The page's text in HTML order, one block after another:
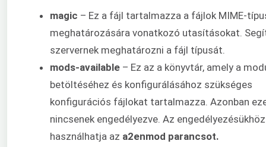
magic – Ez a fájl tartalmazza a fájlok MIME-
meghatározására vonatkozó utasításokat.
szervernek meghatározni a fájl típusát.
mods-available – Ez az a könyvtár, amely a
betöltéséhez és konfigurálásához szükséges
konfigurációs fájlokat tartalmazza. Azonban
nincsenek engedélyezve. Az engedélyezésükhöz
használhatja az a2enmod parancsot.